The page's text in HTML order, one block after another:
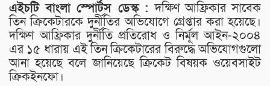
এইচটি বাংলা স্পোর্টস ডেস্ক :দক্ষিণ আফ্রিকার সাবেক
তিন ক্রিকেটারকে দুর্নীতির অভিযোগে গ্রেপ্তার করা হয়েছে।
দক্ষিণ আফ্রিকার দুর্নীতি প্রতিরোধ ও নির্মূল আইন-২০০৪
এর ১৫ ধারায় এই তিন ক্রিকেটারের বিরুদ্ধে অভিযোগগুলো
আনা হয়েছে বলে জানিয়েছে ক্রিকেট বিষয়ক ওয়েবসাইট
ক্রিকইনফো।